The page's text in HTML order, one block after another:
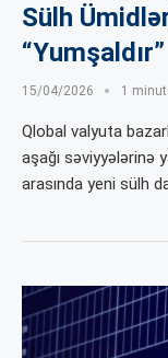
Sülh
“Yumşaldır”
15/04/2026 1
Qlobal valyuta
aşağı səviyyələrinə
arasında yeni sülh